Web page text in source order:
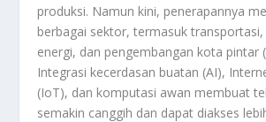
produksi. Namun kini, penerapannya
berbagai sektor, termasuk
energi, dan pengembangan kota pintar
Integrasi kecerdasan buatan (AI),
(IoT), dan komputasi awan membuat
semakin canggih dan dapat diakses